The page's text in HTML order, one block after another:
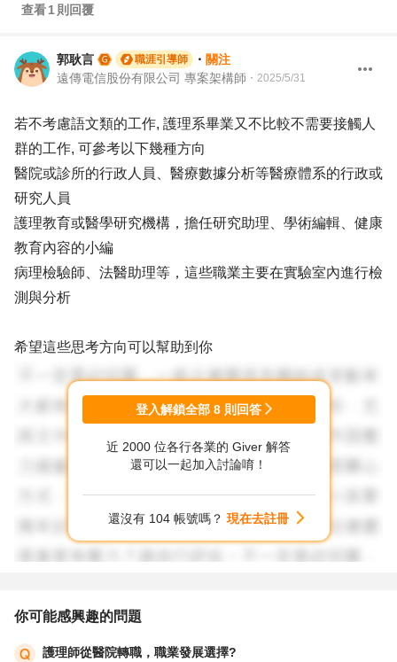
查看1 則回覆
郭耿言 職涯引導師 ・ 關注
遠傳電信股份有限公司 專案架構師 ・ 2025/5/31
若不考慮語文類的工作, 護理系畢業又不比較不需要接觸人
群的工作, 可參考以下幾種方向
醫院或診所的行政人員、醫療數據分析等醫療體系的行政或
研究人員
護理教育或醫學研究機構，擔任研究助理、學術編輯、健康
教育內容的小編
病理檢驗師、法醫助理等，這些職業主要在實驗室內進行檢
測與分析
希望這些思考方向可以幫助到你
登入解鎖全部 8 則回答
近 2000 位各行各業的 Giver 解答
還可以一起加入討論唷！
還沒有 104 帳號嗎？ 現在去註冊
你可能感興趣的問題
護理師從醫院轉職，職業發展選擇?